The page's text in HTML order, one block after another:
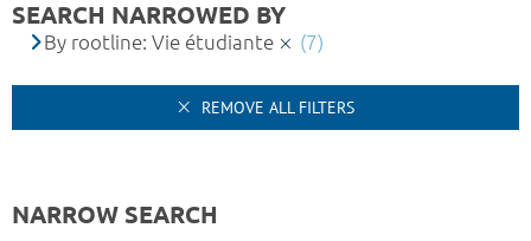
SEARCH NARROWED BY
By rootline: Vie étudiante (7)
REMOVE ALL FILTERS
NARROW SEARCH